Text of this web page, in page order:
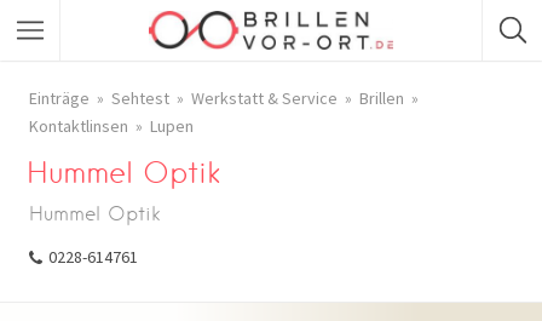
Einträge Sehtest Werkstatt & Service
Brillen
Kontaktlinsen
Lupen
Hummel Optik
Hummel Optik
0228-614761